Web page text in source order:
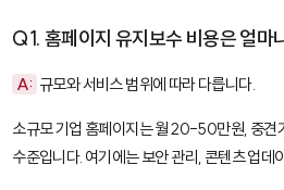
Q1. 홈페이지 유지보수 비용은 얼마
A: 규모와 서비스 범위에 따라 다릅니다.
소규모 기업 홈페이지는 월 20-50만원, 중
수준입니다. 여기에는 보안 관리, 콘텐츠 업데